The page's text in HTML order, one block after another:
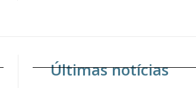
Últimas notícias